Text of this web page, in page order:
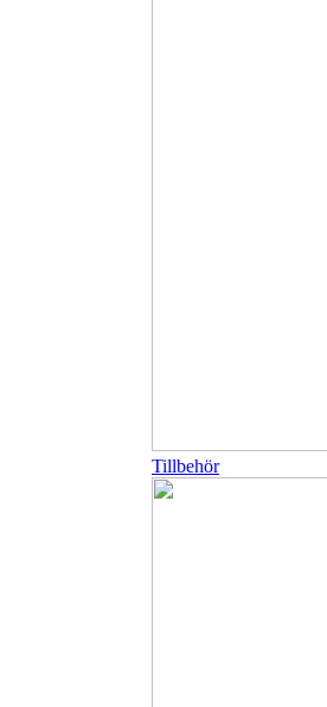
Tillbehör